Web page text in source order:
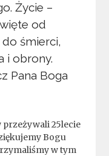
Życie –
od
śmierci,
i obrony.
Pana Boga
przeżywali 25lecie
Bogu
w tym